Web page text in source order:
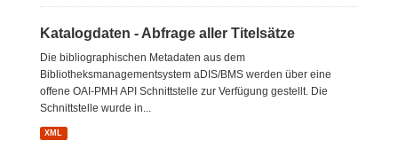
Katalogdaten - Abfrage aller Titelsätze
Die bibliographischen Metadaten aus dem
Bibliotheksmanagementsystem aDIS/BMS werden über eine
offene OAI-PMH API Schnittstelle zur Verfügung gestellt. Die
Schnittstelle wurde in...
XML